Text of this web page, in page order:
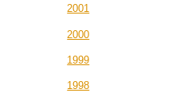
2001
2000
1999
1998